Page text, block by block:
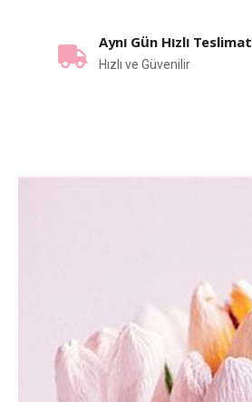
Aynı Gün Hızlı Teslimat
Hızlı ve Güvenilir